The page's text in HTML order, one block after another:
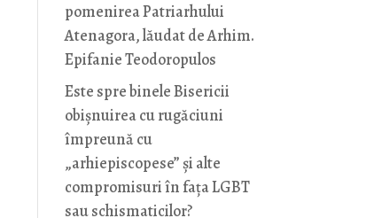
pomenirea Patriarhului
Atenagora, lăudat de Arhim.
Epifanie Teodoropulos
Este spre binele Bisericii
obișnuirea cu rugăciuni
împreună cu
„arhiepiscopese” și alte
compromisuri în fața LGBT
sau schismaticilor?